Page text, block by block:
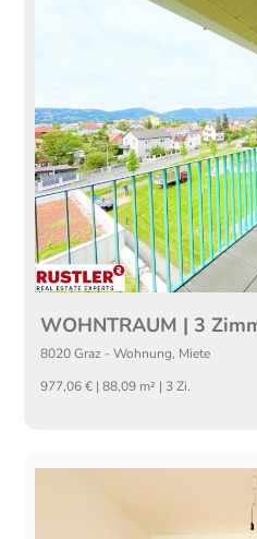
WOHNTRAUM | 3
8020 Graz -Wohnung, Miete
977,06 € | 88,09 m² | 3 Zi.